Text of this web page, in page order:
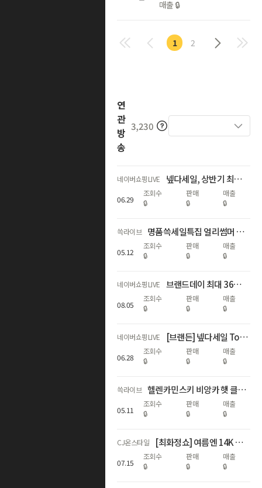
매출 🔒
1 2
연
관
방
송
3,230
네이버쇼핑LIVE 넾다세일, 상반기 최대혜택 라이브
06.29
조회수
🔒
판매
🔒
매출
🔒
쓱라이브 명품쓱세일특집 얼리썸머 럭셔리! 가니/끌로에/드래곤디퓨전 外 핫딜
05.12
조회수
🔒
판매
🔒
매출
🔒
네이버쇼핑LIVE 브랜드데이 최대 36% 할인 + 추첨 혜택까지
08.05
조회수
🔒
판매
🔒
매출
🔒
네이버쇼핑LIVE [브랜든] 넾다세일 Top&Best 브랜드데이 단독 65% 할인 혜택
06.28
조회수
🔒
판매
🔒
매출
🔒
쓱라이브 헬렌카민스키 비앙카 햇 클립 기획세트 선런칭🎁
05.11
조회수
🔒
판매
🔒
매출
🔒
CJ온스타일 [최화정쇼] 여름엔 14K 랩다이아💎! 어니스트서울 특별LIVE🩵
07.15
조회수
🔒
판매
🔒
매출
🔒